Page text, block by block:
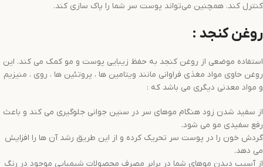
کنترل کند. همچنین می‌تواند پوست سر شما را پاک سازی کند.
روغن کنجد :
استفاده موضعی از روغن کنجد به حفظ زیبایی پوست و مو کمک می کند. این
روغن حاوی مواد مغذی فراوانی مانند ویتامین ها ، پروتئین ها ، روی ، منیزیم
و مواد معدنی دیگری می باشد که :
از سفید شدن زود هنگام موهای سر در سنین جوانی جلوگیری می کند و باعث
رفع سفیدی مو می شود.
گردش خون را در پوست سر تحریک کرده و از این طریق رشد آن ها را افزایش
می دهد.
از آسیب دیدن موهای شما در برابر مصرف محصولات شیمیایی موجود در رنگ